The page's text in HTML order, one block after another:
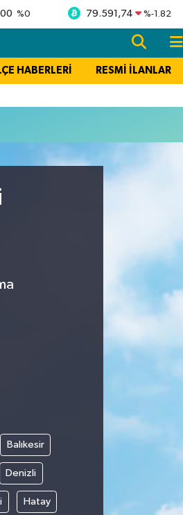
%0 79.591,74 %-1.82
HABERLERİ RESMİ İLANLAR
Balıkesir
Denizli
Hatay